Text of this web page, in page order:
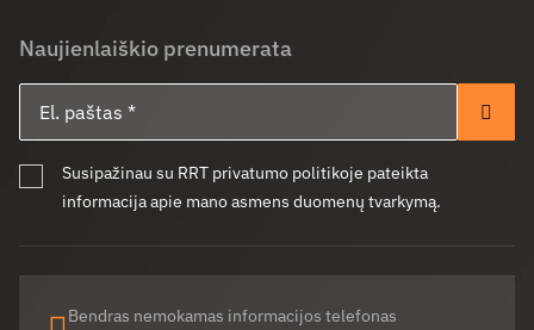
Naujienlaiškio prenumerata
Susipažinau su RRT privatumo politikoje pateikta
informacija apie mano asmens duomenų tvarkymą.
Bendras nemokamas informacijos telefonas